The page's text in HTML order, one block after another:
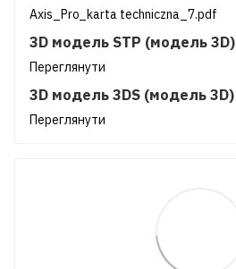
Axis_Pro_karta techniczna_7.pdf
3D модель STP (модель 3D)
Переглянути
3D модель 3DS (модель 3D)
Переглянути